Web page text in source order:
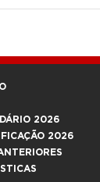
2026
2026